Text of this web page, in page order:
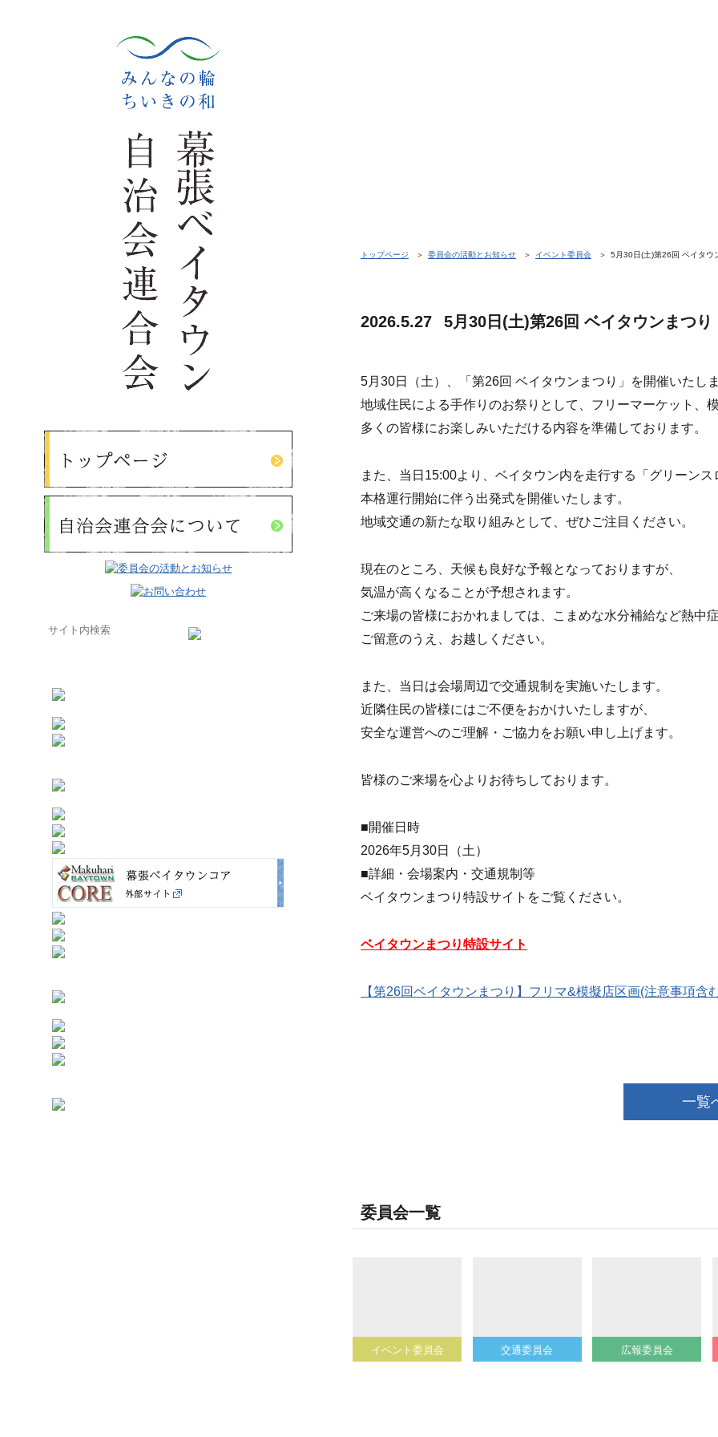
トップページ 委員会の活動とお知らせ イベント委員会 5月30日(土)第26回 ベイタウ
2026.5.27 5月30日(土)第26回 ベイタウンまつ
5月30日（土）、「第26回 ベイタウンまつり」を開催いたし
地域住民による手作りのお祭りとして、フリーマーケット、
多くの皆様にお楽しみいただける内容を準備しております。
また、当日15:00より、ベイタウン内を走行する「グリーン
本格運行開始に伴う出発式を開催いたします。
地域交通の新たな取り組みとして、ぜひご注目ください。
現在のところ、天候も良好な予報となっておりますが、
気温が高くなることが予想されます。
ご来場の皆様におかれましては、こまめな水分補給など熱中
ご留意のうえ、お越しください。
また、当日は会場周辺で交通規制を実施いたします。
近隣住民の皆様にはご不便をおかけいたしますが、
安全な運営へのご理解・ご協力をお願い申し上げます。
皆様のご来場を心よりお待ちしております。
■開催日時
2026年5月30日（土）
■詳細・会場案内・交通規制等
ベイタウンまつり特設サイトをご覧ください。
ベイタウンまつり特設サイト
【第26回ベイタウンまつり】フリマ&模擬店区画(注意事項含
一覧
委員会一覧
イベント委員会 交通委員会 広報委員会